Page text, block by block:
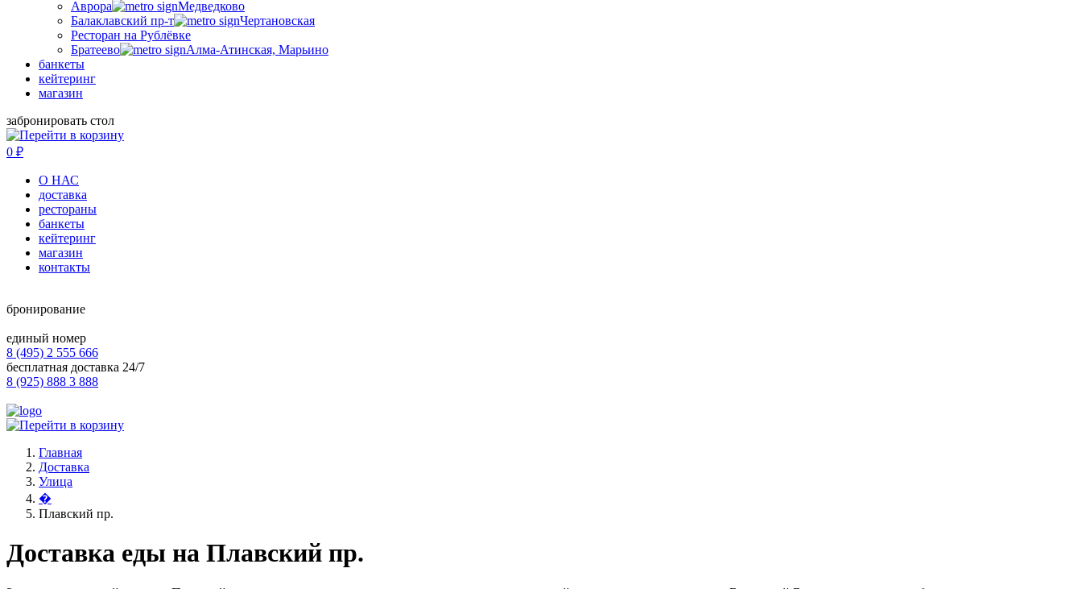
Аврора
Медведково
Балаклавский пр-т
Чертановская
Ресторан на Рублёвке
Братеево
Алма-Атинская, Марьино
банкеты
кейтеринг
магазин
забронировать стол
0 ₽
О НАС
доставка
рестораны
банкеты
кейтеринг
магазин
контакты
бронирование
единый номер
8 (495) 2 555 666
бесплатная доставка 24/7
8 (925) 888 3 888
Главная
Доставка
Улица
�
Плавский пр.
Доставка еды на Плавский пр.